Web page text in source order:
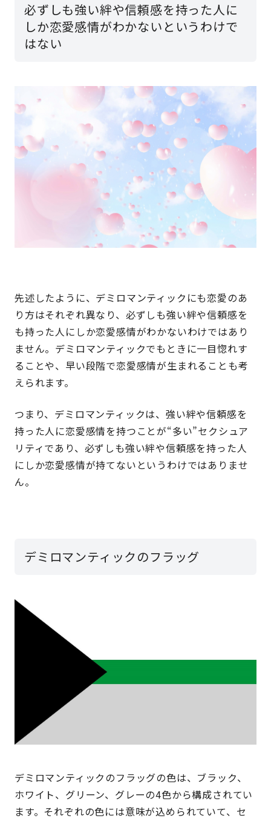
必ずしも強い絆や信頼感を持った人に
しか恋愛感情がわかないというわけで
はない
先述したように、デミロマンティックにも恋愛のあ
り方はそれぞれ異なり、必ずしも強い絆や信頼感を
も持った人にしか恋愛感情がわかないわけではあり
ません。デミロマンティックでもときに一目惚れす
ることや、早い段階で恋愛感情が生まれることも考
えられます。
つまり、デミロマンティックは、強い絆や信頼感を
持った人に恋愛感情を持つことが“多い”セクシュア
リティであり、必ずしも強い絆や信頼感を持った人
にしか恋愛感情が持てないというわけではありませ
ん。
デミロマンティックのフラッグ
デミロマンティックのフラッグの色は、ブラック、
ホワイト、グリーン、グレーの4色から構成されてい
ます。それぞれの色には意味が込められていて、セ